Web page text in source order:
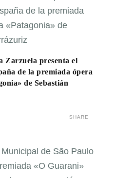
Zarzuela presenta el
de la premiada ópera
de Sebastián
SHARE